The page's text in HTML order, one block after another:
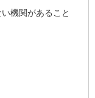
機関があること